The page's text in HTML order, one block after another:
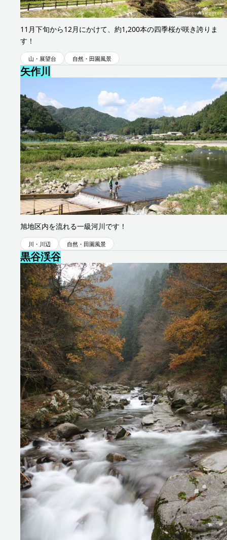
11月下旬から12月にかけて、約1,200本の四季桜が咲き誇りま
す！
山・展望台 自然・田園風景
矢作川
旭地区内を流れる一級河川です！
川・川辺 自然・田園風景
黒谷渓谷